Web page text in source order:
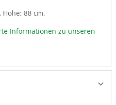
88 cm.
Informationen zu unseren